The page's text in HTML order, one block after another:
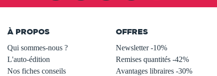
À PROPOS
Qui sommes-nous ?
L'auto-édition
Nos fiches conseils
OFFRES
Newsletter -10%
Remises quantités -42%
Avantages libraires -30%